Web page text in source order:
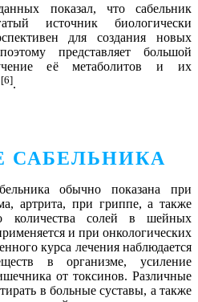
показал, что сабельник
источник биологически
для создания новых
представляет большой
её метаболитов и их
[6].
САБЕЛЬНИКА
обычно показана при
артрита, при гриппе, а также
количества солей в шейных
и при онкологических
курса лечения наблюдается
в организме, усиление
от токсинов. Различные
в больные суставы, а также